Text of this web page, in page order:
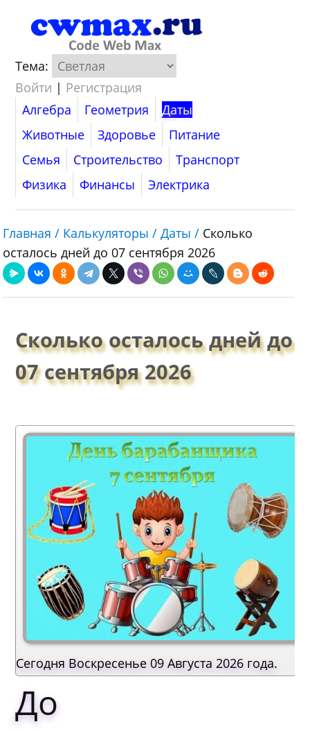
Тема:
Войти | Регистрация
Алгебра
Геометрия
Даты
Животные
Здоровье
Питание
Семья
Строительство
Транспорт
Физика
Финансы Электрика
Главная / Калькуляторы /Даты / Сколько
осталось дней до 07 сентября 2026
Сколько осталось дней до
07 сентября 2026
Сегодня Воскресенье 09 Августа 2026 года.
До